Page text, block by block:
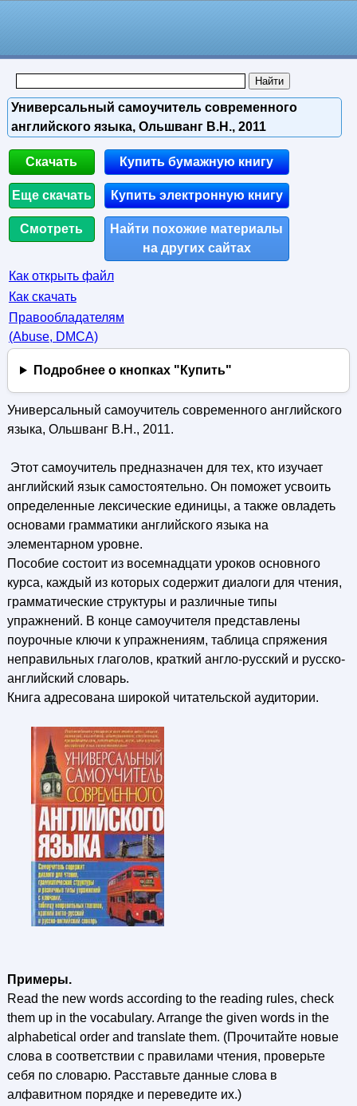
Универсальный самоучитель современного
английского языка, Ольшванг В.Н., 2011
Скачать
Еще скачать
Смотреть
Купить бумажную книгу
Купить электронную книгу
Найти похожие материалы
на других сайтах
Как открыть файл
Как скачать
Правообладателям
(Abuse, DMСA)
Подробнее о кнопках "Купить"
Универсальный самоучитель современного английского
языка, Ольшванг В.Н., 2011.
Этот самоучитель предназначен для тех, кто изучает
английский язык самостоятельно. Он поможет усвоить
определенные лексические единицы, а также овладеть
основами грамматики английского языка на
элементарном уровне.
Пособие состоит из восемнадцати уроков основного
курса, каждый из которых содержит диалоги для чтения,
грамматические структуры и различные типы
упражнений. В конце самоучителя представлены
поурочные ключи к упражнениям, таблица спряжения
неправильных глаголов, краткий англо-русский и русско-
английский словарь.
Книга адресована широкой читательской аудитории.
Примеры.
Read the new words according to the reading rules, check
them up in the vocabulary. Arrange the given words in the
alphabetical order and translate them. (Прочитайте новые
слова в соответствии с правилами чтения, проверьте
себя по словарю. Расставьте данные слова в
алфавитном порядке и переведите их.)